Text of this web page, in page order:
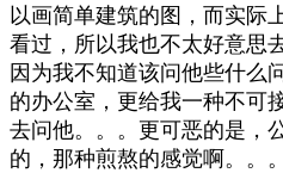
以画简单建筑的图，而实际
看过，所以我也不太好意思
因为我不知道该问他些什么
的办公室，更给我一种不可
去问他。。。更可恶的是，
的，那种煎熬的感觉啊。。